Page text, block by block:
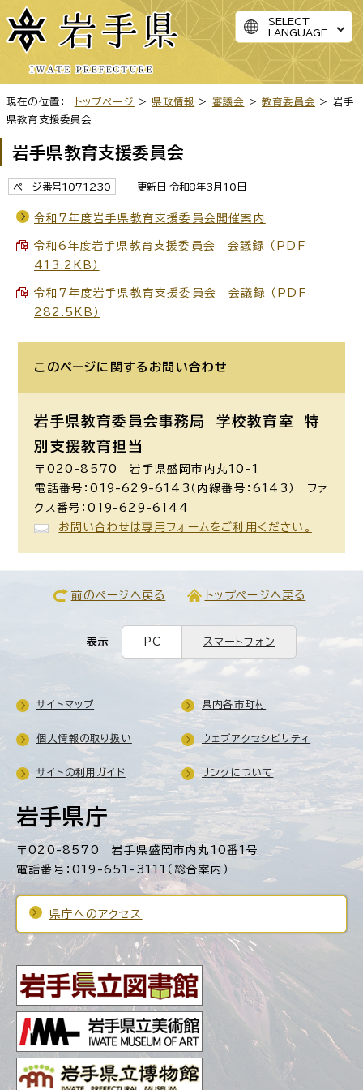
SELECT
LANGUAGE
現在の位置： トップページ > 県政情報 > 審議会 >教育委員会 > 岩手
県教育支援委員会
岩手県教育支援委員会
ページ番号1071230 更新日 令和8年3月10日
令和7年度岩手県教育支援委員会開催案内
令和6年度岩手県教育支援委員会 会議録 （PDF
413.2KB）
令和7年度岩手県教育支援委員会 会議録 （PDF
282.5KB）
このページに関する お問い合わせ
岩手県教育委員会事務局 学校教育室
特
別支援教育担当
〒020-8570 岩手県盛岡市内丸10-1
電話番号：019-629-6143（内線番号：6143） ファ
クス番号：019-629-6144
お問い合わせは専用フォームをご利用ください。
前のページへ戻る トップページへ戻る
表示 PC スマートフォン
岩手県庁
〒020-8570 岩手県盛岡市内丸10番1号
電話番号：019-651-3111（総合案内）
県庁へのアクセス
サイトマップ 県内各市町村
個人情報の取り扱い ウェブアクセシビリティ
サイトの利用ガイド リンクについて